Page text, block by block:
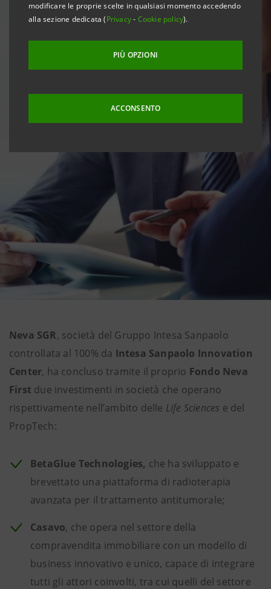
modificare le proprie scelte in qualsiasi momento accedendo
alla sezione dedicata (Privacy- Cookie policy).
PIÙ OPZIONI
ACCONSENTO
Neva SGR, società del Gruppo Intesa Sanpaolo
controllata al 100% da Intesa Sanpaolo Innovation
Center, ha concluso tramite il proprio Fondo Neva
First due investimenti in società che operano
rispettivamente nell’ambito delle Life Sciences e del
PropTech:
BetaGlue Technologies, che ha sviluppato e
brevettato una piattaforma di radioterapia
avanzata per il trattamento antitumorale;
Casavo, che opera nel settore della
compravendita immobiliare con un modello di
business innovativo e unico, capace di integrare
tutti gli attori coinvolti, tra cui quelli del settore